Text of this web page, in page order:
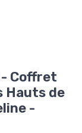
- Coffret
Hauts de
-